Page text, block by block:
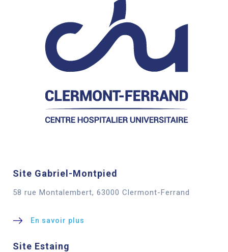
Site Gabriel-Montpied
58 rue Montalembert, 63000 Clermont-Ferrand
En savoir plus
Site Estaing